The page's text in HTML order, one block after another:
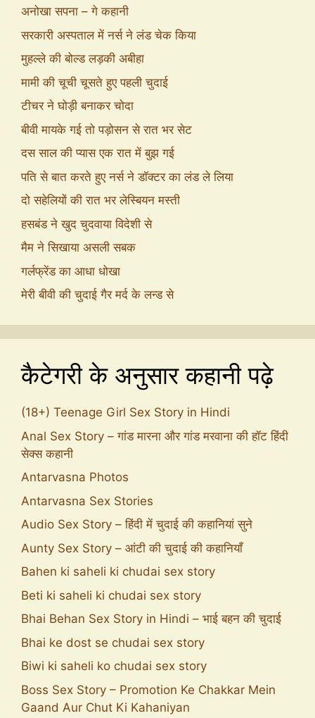
अनोखा सपना – गे कहानी
सरकारी अस्पताल में नर्स ने लंड चेक किया
मुहल्ले की बोल्ड लड़की अबीहा
मामी की चूची चूसते हुए पहली चुदाई
टीचर ने घोड़ी बनाकर चोदा
बीवी मायके गई तो पड़ोसन से रात भर सेट
दस साल की प्यास एक रात में बुझ गई
पति से बात करते हुए नर्स ने डॉक्टर का लंड ले लिया
दो सहेलियों की रात भर लेस्बियन मस्ती
हसबंड ने खुद चुदवाया विदेशी से
मैम ने सिखाया असली सबक
गर्लफ्रेंड का आधा धोखा
मेरी बीवी की चुदाई गैर मर्द के लन्ड से
कैटेगरी के अनुसार कहानी पढ़े
(18+) Teenage Girl Sex Story in Hindi
Anal Sex Story – गांड मारना और गांड मरवाना की हॉट हिंदी
सेक्स कहानी
Antarvasna Photos
Antarvasna Sex Stories
Audio Sex Story – हिंदी में चुदाई की कहानियां सुने
Aunty Sex Story – आंटी की चुदाई की कहानियाँ
Bahen ki saheli ki chudai sex story
Beti ki saheli ki chudai sex story
Bhai Behan Sex Story in Hindi – भाई बहन की चुदाई
Bhai ke dost se chudai sex story
Biwi ki saheli ko chudai sex story
Boss Sex Story – Promotion Ke Chakkar Mein
Gaand Aur Chut Ki Kahaniyan